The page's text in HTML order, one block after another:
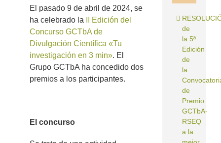
imagen
más
grande
El pasado 9 de abril de 2024, se
ha celebrado la
II Edición del
Concurso GCTbA de
Divulgación Científica «Tu
investigación en 3 min». El
Grupo GCTbA ha concedido dos
premios a los participantes.
El concurso
de
la 5ª
Edición
de
la
de
Premio
GCTbA‐
RSEQ
a la